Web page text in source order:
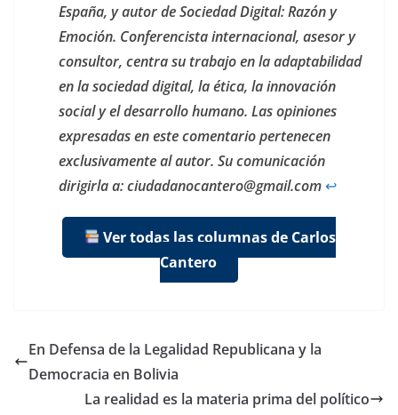
España, y autor de Sociedad Digital: Razón y
Emoción. Conferencista internacional, asesor y
consultor, centra su trabajo en la adaptabilidad
en la sociedad digital, la ética, la innovación
social y el desarrollo humano. Las opiniones
expresadas en este comentario pertenecen
exclusivamente al autor. Su comunicación
dirigirla a: ciudadanocantero@gmail.com ↩︎
Ver todas las columnas de Carlos
Cantero
En Defensa de la Legalidad Republicana y la
Democracia en Bolivia
La realidad es la materia prima del político